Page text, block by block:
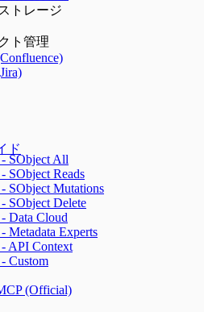
トレージ
ト管理
- SObject All
SObject Reads
SObject Mutations
SObject Delete
- Data Cloud
Metadata Experts
- API Context
Custom
(Official)
ド